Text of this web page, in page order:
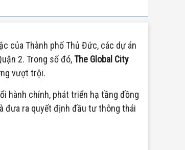
của Thành phố Thủ Đức, các dự án
2. Trong số đó,The Global City
vượt trội.
hành chính, phát triển hạ tầng đồng
đưa ra quyết định đầu tư thông thái